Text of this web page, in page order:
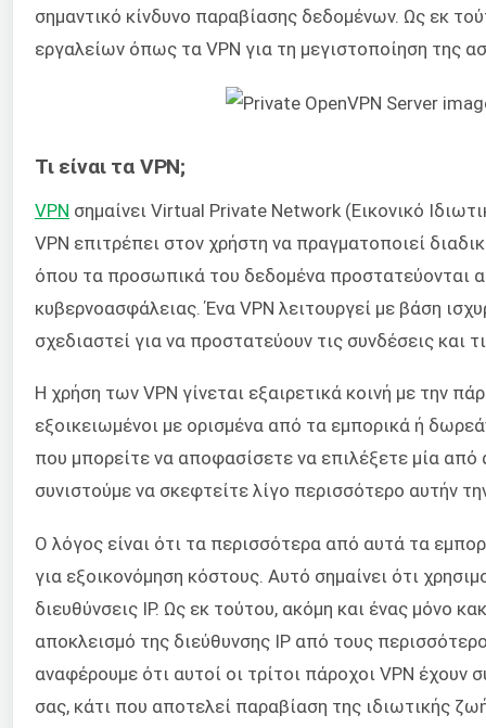
σημαντικό κίνδυνο παραβίασης δεδομένων. Ως εκ
εργαλείων όπως τα VPN για τη μεγιστοποίηση της
Τι είναι τα VPN;
VPN σημαίνει Virtual Private Network (Εικονικό
VPN επιτρέπει στον χρήστη να πραγματοποιεί
όπου τα προσωπικά του δεδομένα προστατεύονται
κυβερνοασφάλειας. Ένα VPN λειτουργεί με βάση
σχεδιαστεί για να προστατεύουν τις συνδέσεις και
Η χρήση των VPN γίνεται εξαιρετικά κοινή με την
εξοικειωμένοι με ορισμένα από τα εμπορικά ή
που μπορείτε να αποφασίσετε να επιλέξετε μία από
συνιστούμε να σκεφτείτε λίγο περισσότερο αυτήν
Ο λόγος είναι ότι τα περισσότερα από αυτά τα
για εξοικονόμηση κόστους. Αυτό σημαίνει ότι
διευθύνσεις IP. Ως εκ τούτου, ακόμη και ένας μόνο
αποκλεισμό της διεύθυνσης IP από τους
αναφέρουμε ότι αυτοί οι τρίτοι πάροχοι VPN
σας, κάτι που αποτελεί παραβίαση της ιδιωτικής